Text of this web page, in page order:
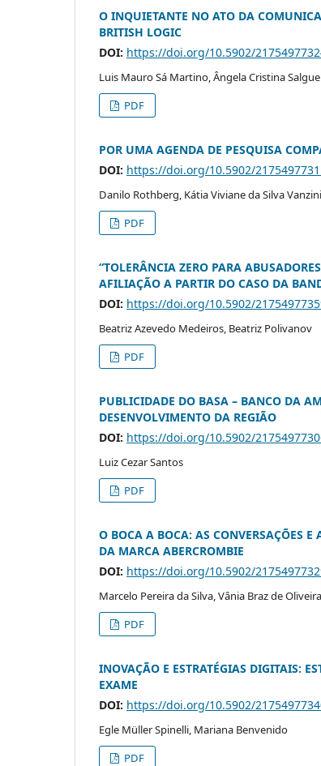
O INQUIETANTE NO ATO DA
BRITISH LOGIC
DOI: https://doi.org/10.5902/
Luis Mauro Sá Martino, Ângela Cristina
PDF
POR UMA AGENDA DE PESQUISA
DOI: https://doi.org/10.5902/
Danilo Rothberg, Kátia Viviane da Silva
PDF
“TOLERÂNCIA ZERO PARA
AFILIAÇÃO A PARTIR DO CASO DA
DOI: https://doi.org/10.5902/
Beatriz Azevedo Medeiros, Beatriz Polivanov
PDF
PUBLICIDADE DO BASA – BANCO DA
DESENVOLVIMENTO DA REGIÃO
DOI: https://doi.org/10.5902/
Luiz Cezar Santos
PDF
O BOCA A BOCA: AS CONVERSAÇÕES
DA MARCA ABERCROMBIE
DOI: https://doi.org/10.5902/
Marcelo Pereira da Silva, Vânia Braz de Oliveira
PDF
INOVAÇÃO E ESTRATÉGIAS DIGITAIS:
EXAME
DOI: https://doi.org/10.5902/
Egle Müller Spinelli, Mariana Benvenido
PDF